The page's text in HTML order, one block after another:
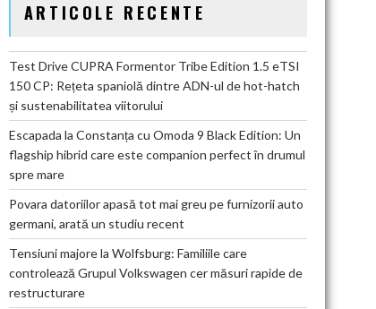
ARTICOLE RECENTE
Test Drive CUPRA Formentor Tribe Edition 1.5 eTSI
150 CP: Rețeta spaniolă dintre ADN-ul de hot-hatch
și sustenabilitatea viitorului
Escapada la Constanța cu Omoda 9 Black Edition: Un
flagship hibrid care este companion perfect în drumul
spre mare
Povara datoriilor apasă tot mai greu pe furnizorii auto
germani, arată un studiu recent
Tensiuni majore la Wolfsburg: Familiile care
controlează Grupul Volkswagen cer măsuri rapide de
restructurare